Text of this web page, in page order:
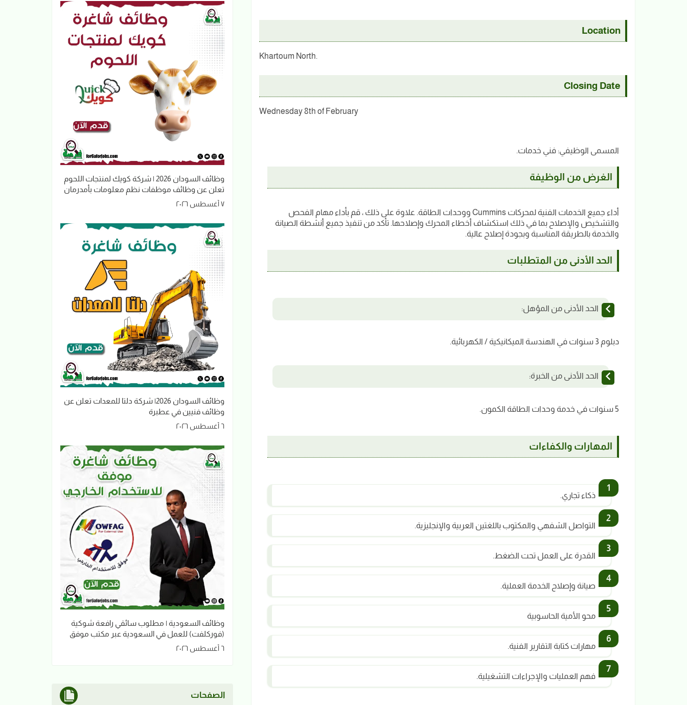
Location
Khartoum North.
Closing Date
Wednesday 8th of February
المسمى الوظيفي: فني خدمات.
الغرض من الوظيفة
أداء جميع الخدمات الفنية لمحركات Cummins ووحدات الطاقة. علاوة على ذلك ، قم بأداء مهام الفحص
والتشخيص والإصلاح بما في ذلك استكشاف أخطاء المحرك وإصلاحها. تأكد من تنفيذ جميع أنشطة الصيانة
والخدمة بالطريقة المناسبة وبجودة إصلاح عالية.
الحد الأدنى من المتطلبات
الحد الأدنى من المؤهل:
دبلوم 3 سنوات في الهندسة الميكانيكية / الكهربائية.
الحد الأدنى من الخبرة:
5 سنوات في خدمة وحدات الطاقة الكمون.
المهارات والكفاءات
ذكاء تجاري.
التواصل الشفهي والمكتوب باللغتين العربية والإنجليزية.
القدرة على العمل تحت الضغط.
صيانة وإصلاح الخدمة العملية.
محو الأمية الحاسوبية
مهارات كتابة التقارير الفنية.
فهم العمليات والإجراءات التشغيلية.
وظائف السودان 2026 | شركة كويك لمنتجات اللحوم
تعلن عن وظائف موظفات نظم معلومات بأمدرمان
٧ أغسطس ٢٠٢٦
وظائف السودان 2026| شركة دلتا للمعدات تعلن عن
وظائف فنيين في عطبرة
٦ أغسطس ٢٠٢٦
وظائف السعودية | مطلوب سائقي رافعة شوكية
(فوركلفت) للعمل في السعودية عبر مكتب موفق
٦ أغسطس ٢٠٢٦
الصفحات